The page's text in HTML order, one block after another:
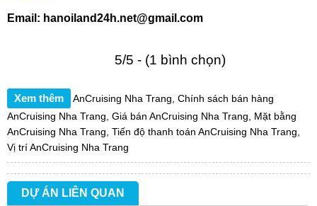
Email: hanoiland24h.net@gmail.com
5/5 - (1 bình chọn)
Xem thêm AnCruising Nha Trang Chính sách bán hàng
AnCruising Nha Trang Giá bán AnCruising Nha Trang
Mặt bằng
AnCruising Nha Trang Tiến độ thanh toán AnCruising Nha Trang
Vị trí AnCruising Nha Trang
DỰ ÁN LIÊN QUAN